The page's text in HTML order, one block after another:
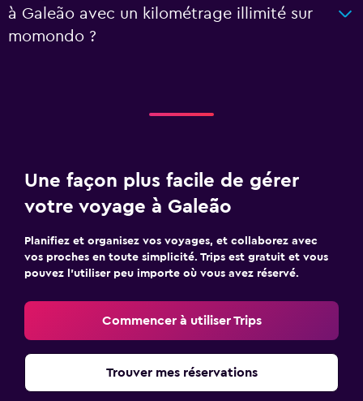
à Galeão avec un kilométrage illimité sur
momondo ?
Une façon plus facile de gérer
votre voyage à Galeão
Planifiez et organisez vos voyages, et collaborez avec
vos proches en toute simplicité. Trips est gratuit et vous
pouvez l’utiliser peu importe où vous avez réservé.
Commencer à utiliser Trips
Trouver mes réservations